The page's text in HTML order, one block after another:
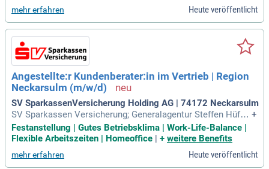
43.
mehr erfahren Heute veröffentlicht
Angestellte:r Kundenberater:in im Vertrieb | Region
Neckarsulm (m/w/d)
SV SparkassenVersicherung Holding AG | 74172 Neckarsulm
SV Sparkassen Versicherung; Generalagentur Steffen Hüftl
e; Rathausstr. 16, 74172 Neckarsulm: Sv.de/steffen.hueftle:
Ansprechpartner; Chris Zöller: Leiter der Vertriebsorganisati
+
Festanstellung | Gutes Betriebsklima | Work-Life-Balance |
Flexible Arbeitszeiten | Homeoffice
+ weitere Benefits
mehr erfahren Heute veröffentlicht